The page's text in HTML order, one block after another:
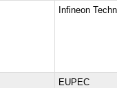
Infineon
EUPEC